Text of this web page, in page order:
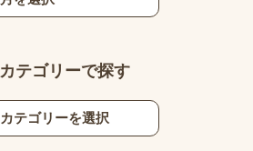
カテゴリーで探す